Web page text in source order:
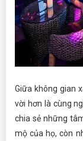
Giữa không gian
vời hơn là cùng
chia sẻ những
mộ của họ, còn